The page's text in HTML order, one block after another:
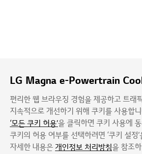
협력사 개인정보 처리방침 이용약
LG Magna e-Powertrain
편리한 웹 브라우징 경험을 제공하고 트래
지속적으로 개선하기 위해 쿠키를 사용합
‘모든 쿠키 허용’을 클릭하면 쿠키 사용에
쿠키의 허용 여부를 선택하려면 ‘쿠키 설정
자세한 내용은 개인정보 처리방침을 참조